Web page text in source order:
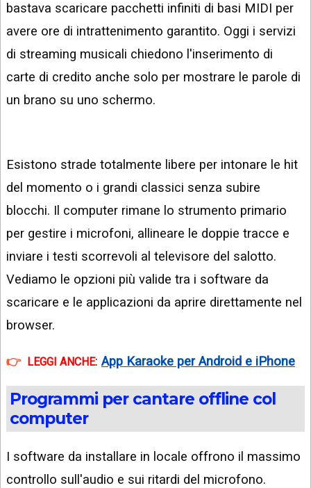
ANDROID
AI
APPS
WINDOWS
STRUMENTI
LINKEDIN
bastava scaricare pacchetti infiniti di basi MIDI per
avere ore di intrattenimento garantito. Oggi i servizi
di streaming musicali chiedono l'inserimento di
carte di credito anche solo per mostrare le parole di
un brano su uno schermo.
Esistono strade totalmente libere per intonare le hit
del momento o i grandi classici senza subire
blocchi. Il computer rimane lo strumento primario
per gestire i microfoni, allineare le doppie tracce e
inviare i testi scorrevoli al televisore del salotto.
Vediamo le opzioni più valide tra i software da
scaricare e le applicazioni da aprire direttamente nel
browser.
LEGGI ANCHE: App Karaoke per Android e iPhone
Programmi per cantare offline col
computer
I software da installare in locale offrono il massimo
controllo sull'audio e sui ritardi del microfono.